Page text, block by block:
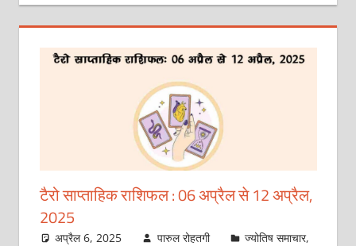
टैरो साप्ताहिक राशिफल : 06 अप्रैल से 12 अप्रैल,
2025
अप्रैल 6, 2025 पारुल रोहतगी ज्योतिष समाचार,